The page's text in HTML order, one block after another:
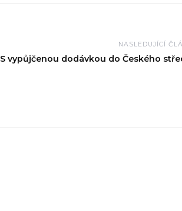
NASLEDUJÍCÍ
S vypůjčenou dodávkou do Českého